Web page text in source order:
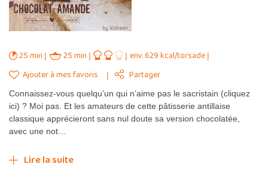
25 min 25 min
env. 629 kcal/torsade
Ajouter à mes favoris
Partager
Connaissez-vous quelqu’un qui n’aime pas le sacristain (cliquez
ici) ? Moi pas. Et les amateurs de cette pâtisserie antillaise
classique apprécieront sans nul doute sa version chocolatée,
avec une not…
Lire la suite